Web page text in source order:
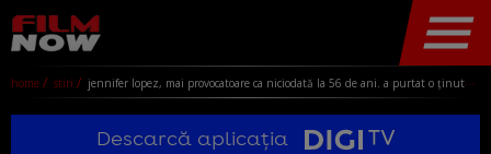
home stiri jennifer lopez, mai provocatoare ca niciodată la 56 de ani. a purtat o ținută cu un decolteu amețitor la premiera „office romance”
Descarcă aplicația